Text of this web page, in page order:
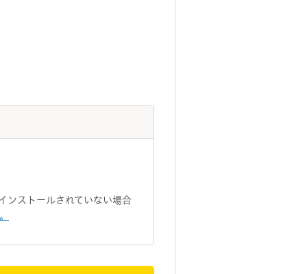
ンストールされていない場合